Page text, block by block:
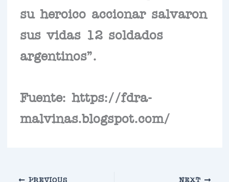
su heroico accionar salvaron
sus vidas 12 soldados
argentinos”.
Fuente: https://fdra-
malvinas.blogspot.com/
PREVIOUS NEXT